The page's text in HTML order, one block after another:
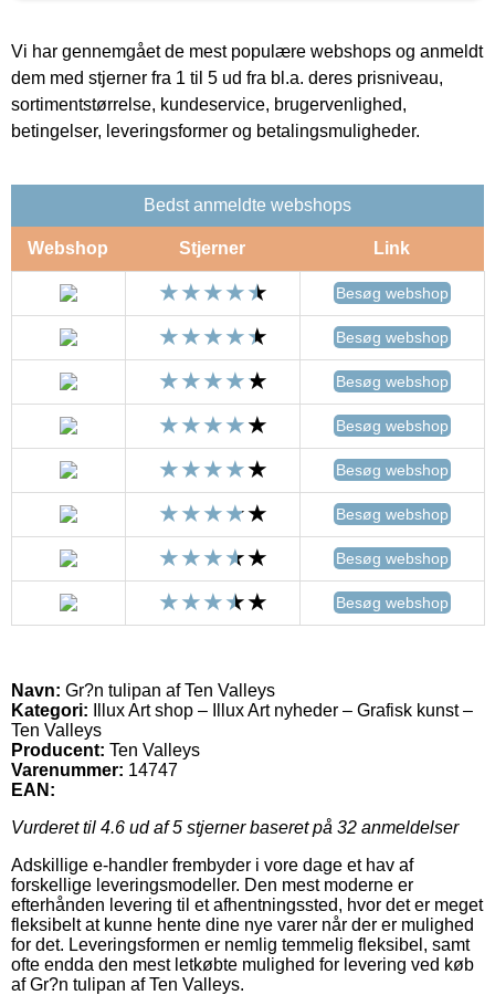
Vi har gennemgået de mest populære webshops og anmeldt
dem med stjerner fra 1 til 5 ud fra bl.a. deres prisniveau,
sortimentstørrelse, kundeservice, brugervenlighed,
betingelser, leveringsformer og betalingsmuligheder.
Bedst anmeldte webshops
Webshop Stjerner Link
Besøg webshop
Besøg webshop
Besøg webshop
Besøg webshop
Besøg webshop
Besøg webshop
Besøg webshop
Besøg webshop
Navn: Gr?n tulipan af Ten Valleys
Kategori: Illux Art shop – Illux Art nyheder – Grafisk kunst –
Ten Valleys
Producent: Ten Valleys
Varenummer: 14747
EAN:
Vurderet til 4.6 ud af 5 stjerner baseret på 32 anmeldelser
Adskillige e-handler frembyder i vore dage et hav af
forskellige leveringsmodeller. Den mest moderne er
efterhånden levering til et afhentningssted, hvor det er meget
fleksibelt at kunne hente dine nye varer når der er mulighed
for det. Leveringsformen er nemlig temmelig fleksibel, samt
ofte endda den mest letkøbte mulighed for levering ved køb
af Gr?n tulipan af Ten Valleys.